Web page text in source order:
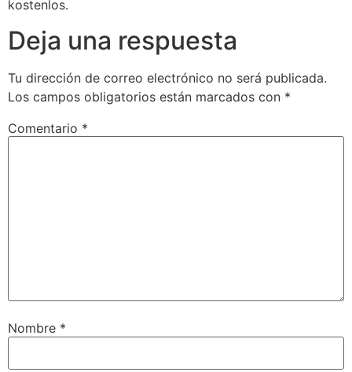
kostenlos.
Deja una respuesta
Tu dirección de correo electrónico no será publicada.
Los campos obligatorios están marcados con *
Comentario *
Nombre *